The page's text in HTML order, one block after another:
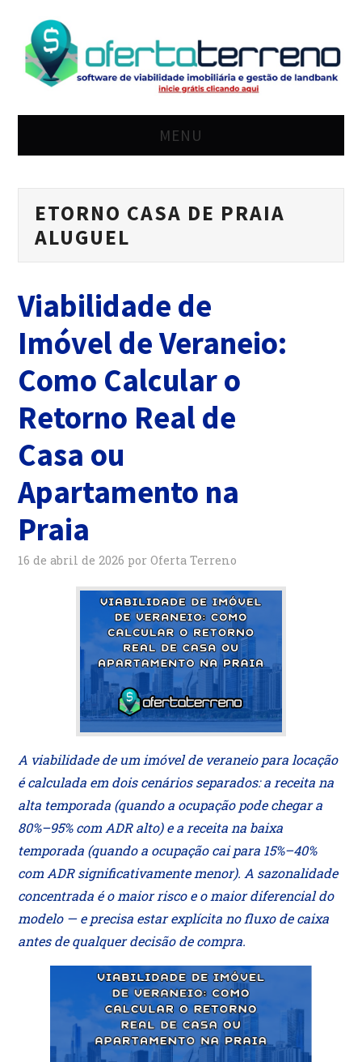
MENU
SOLUÇÃO
PREÇO
BLOG
LOGIN
ETORNO CASA DE PRAIA
ALUGUEL
Viabilidade de
Imóvel de Veraneio:
Como Calcular o
Retorno Real de
Casa ou
Apartamento na
Praia
16 de abril de 2026 porOferta Terreno
A viabilidade de um imóvel de veraneio para locação
é calculada em dois cenários separados: a receita na
alta temporada (quando a ocupação pode chegar a
80%–95% com ADR alto) e a receita na baixa
temporada (quando a ocupação cai para 15%–40%
com ADR significativamente menor). A sazonalidade
concentrada é o maior risco e o maior diferencial do
modelo — e precisa estar explícita no fluxo de caixa
antes de qualquer decisão de compra.